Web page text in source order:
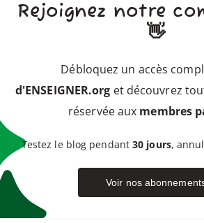
Rejoignez notre
👋
Débloquez un accès
d'ENSEIGNER.org et découvrez
réservée aux membres
Testez le blog pendant30 jours,
Voir nos